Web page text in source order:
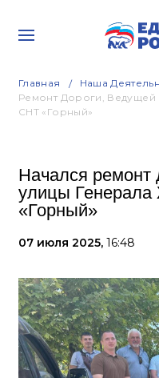
Главная Наша
Ремонт Дороги,
СНТ «Горный»
Начался ремонт
улицы
«Горный»
07 июля 2025, 16:48